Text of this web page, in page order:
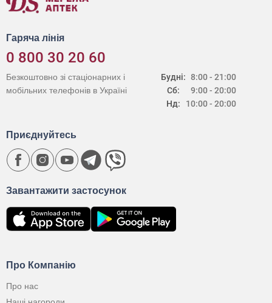
Гаряча лінія
0 800 30 20 60
Будні:
Сб:
Нд:
8:00 - 21:00
9:00 - 20:00
10:00 - 20:00
Безкоштовно зі стаціонарних і
мобільних телефонів в Україні
Про Компанію
Про нас
Завантажити застосунок
Приєднуйтесь